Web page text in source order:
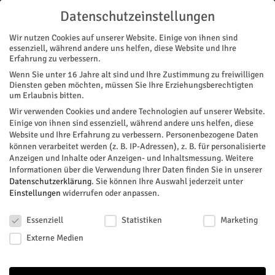
Start featured Prominent in Jülich und der Welt!
FEATURED MAGAZIN
Prominent in Jülich und der Welt!
Wer die gepflegte Abendunterhaltung in Form von
Produkttestungen mag, kommt an der Vox-Serie „Hot oder
Schrott - die Allestester“ nicht vorbei.
Von Nicola Wenzl- August 31, 2023 10036
Facebook Twitter
Datenschutzeinstellungen
Wir nutzen Cookies auf unserer Website. Einige von ihnen sind
essenziell, während andere uns helfen, diese Website und Ihre
Erfahrung zu verbessern.
Wenn Sie unter 16 Jahre alt sind und Ihre Zustimmung zu freiwilligen
Diensten geben möchten, müssen Sie Ihre Erziehungsberechtigten
um Erlaubnis bitten.
Wir verwenden Cookies und andere Technologien auf unserer Website.
Einige von ihnen sind essenziell, während andere uns helfen, diese
Website und Ihre Erfahrung zu verbessern. Personenbezogene Daten
können verarbeitet werden (z. B. IP-Adressen), z. B. für personalisierte
Anzeigen und Inhalte oder Anzeigen- und Inhaltsmessung. Weitere
Informationen über die Verwendung Ihrer Daten finden Sie in unserer
Datenschutzerklärung. Sie können Ihre Auswahl jederzeit unter
Einstellungen widerrufen oder anpassen.
Essenziell
Statistiken
Marketing
Externe Medien